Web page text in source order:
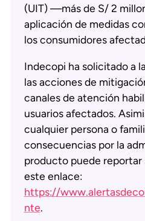
(UIT) —más de S/ 2
aplicación de medidas
los consumidores
Indecopi ha solicitado a
las acciones de
canales de atención
usuarios afectados.
cualquier persona o
consecuencias por la
producto puede reportar
este enlace:
https://
nte.